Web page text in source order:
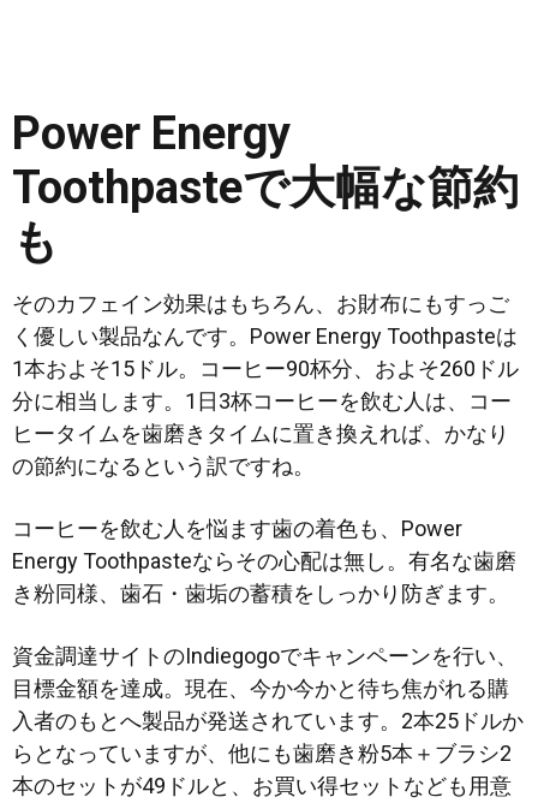
Power Energy
Toothpasteで大幅な節約
も
そのカフェイン効果はもちろん、お財布にもすっご
く優しい製品なんです。Power Energy Toothpasteは
1本およそ15ドル。コーヒー90杯分、およそ260ドル
分に相当します。1日3杯コーヒーを飲む人は、コー
ヒータイムを歯磨きタイムに置き換えれば、かなり
の節約になるという訳ですね。
コーヒーを飲む人を悩ます歯の着色も、Power
Energy Toothpasteならその心配は無し。有名な歯磨
き粉同様、歯石・歯垢の蓄積をしっかり防ぎます。
資金調達サイトのIndiegogoでキャンペーンを行い、
目標金額を達成。現在、今か今かと待ち焦がれる購
入者のもとへ製品が発送されています。2本25ドルか
らとなっていますが、他にも歯磨き粉5本＋ブラシ2
本のセットが49ドルと、お買い得セットなども用意